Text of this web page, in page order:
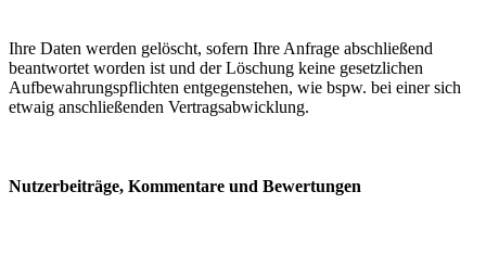
Ihre Daten werden gelöscht, sofern Ihre Anfrage abschließend
beantwortet worden ist und der Löschung keine gesetzlichen
Aufbewahrungspflichten entgegenstehen, wie bspw. bei einer sich
etwaig anschließenden Vertragsabwicklung.
Nutzerbeiträge, Kommentare und Bewertungen